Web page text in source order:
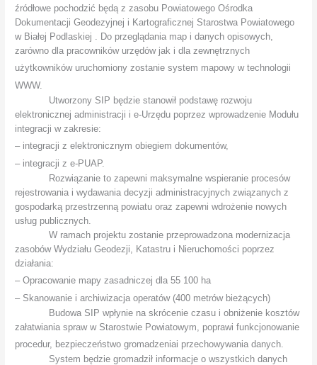
źródłowe pochodzić będą z zasobu Powiatowego Ośrodka
Dokumentacji Geodezyjnej i Kartograficznej Starostwa Powiatowego
w Białej Podlaskiej . Do przeglądania map i danych opisowych,
zarówno dla pracowników urzędów jak i dla zewnętrznych
użytkowników uruchomiony zostaniesystem mapowy w technologii
WWW.
Utworzony SIP będzie stanowił podstawę rozwoju
elektronicznej administracji i e-Urzędu poprzez wprowadzenie Modułu
integracji w zakresie:
– integracji z elektronicznym obiegiem dokumentów,
– integracji z e-PUAP.
Rozwiązanie to zapewni maksymalne wspieranie procesów
rejestrowania i wydawania decyzji administracyjnych związanych z
gospodarką przestrzenną powiatu oraz zapewni wdrożenie nowych
usług publicznych.
W ramach projektu zostanie przeprowadzona modernizacja
zasobów Wydziału Geodezji, Katastru i Nieruchomości poprzez
działania:
– Opracowanie mapy zasadniczej dla 55 100 ha
– Skanowanie i archiwizacja operatów (400 metrów bieżących)
Budowa SIP wpłynie na skrócenie czasu i obniżenie kosztów
załatwiania spraw w Starostwie Powiatowym, poprawi funkcjonowanie
procedur, bezpieczeństwo gromadzeniai przechowywania danych.
System będzie gromadził informacje o wszystkich danych